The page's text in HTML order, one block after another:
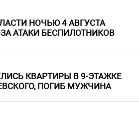
НОЧЬЮ 4 АВГУСТА
АТАКИ БЕСПИЛОТНИКОВ
КВАРТИРЫ В 9-ЭТАЖКЕ
ПОГИБ МУЖЧИНА